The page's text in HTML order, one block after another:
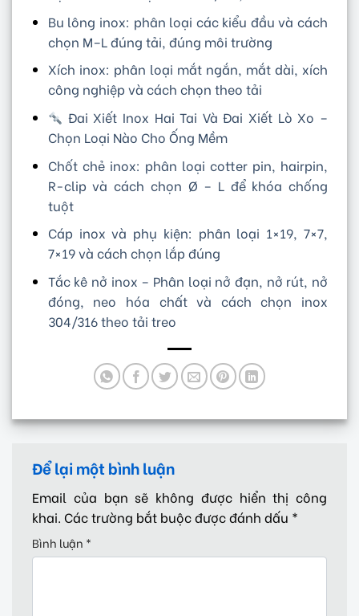
Bu lông inox: phân loại các kiểu đầu và cách
chọn M–L đúng tải, đúng môi trường
Xích inox: phân loại mắt ngắn, mắt dài, xích
công nghiệp và cách chọn theo tải
Đai Xiết Inox Hai Tai Và Đai Xiết Lò Xo –
Chọn Loại Nào Cho Ống Mềm
Chốt chẻ inox: phân loại cotter pin, hairpin,
R-clip và cách chọn Ø – L để khóa chống
tuột
Cáp inox và phụ kiện: phân loại 1×19, 7×7,
7×19 và cách chọn lắp đúng
Tắc kê nở inox – Phân loại nở đạn, nở rút, nở
đóng, neo hóa chất và cách chọn inox
304/316 theo tải treo
Để lại một bình luận
Email của bạn sẽ không được hiển thị công
khai. Các trường bắt buộc được đánh dấu *
Bình luận *